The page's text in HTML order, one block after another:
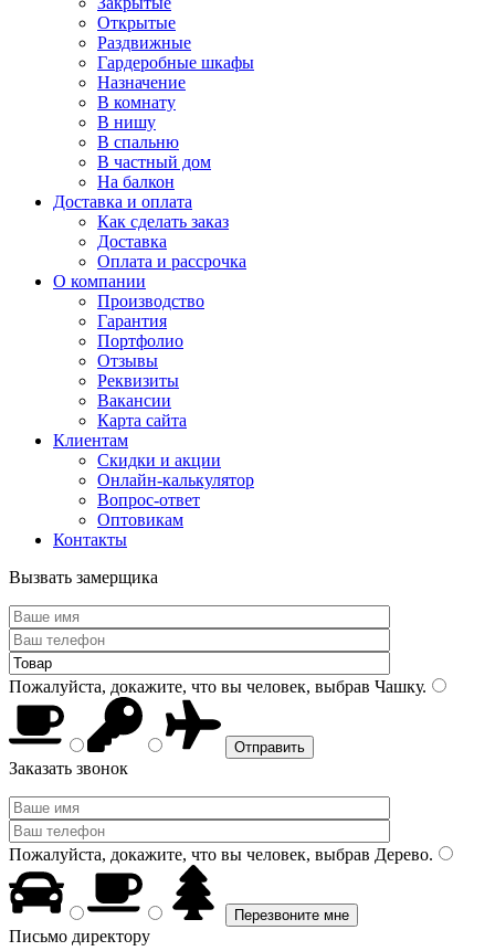
Открытые
Раздвижные
Гардеробные шкафы
Назначение
В комнату
В нишу
В спальню
В частный дом
На балкон
Доставка и оплата
Как сделать заказ
Доставка
Оплата и рассрочка
О компании
Производство
Гарантия
Портфолио
Отзывы
Реквизиты
Вакансии
Карта сайта
Клиентам
Скидки и акции
Онлайн-калькулятор
Вопрос-ответ
Оптовикам
Контакты
Вызвать замерщика
Пожалуйста, докажите, что вы человек, выбрав Чашку.
Заказать звонок
Пожалуйста, докажите, что вы человек, выбрав Дерево.
Письмо директору